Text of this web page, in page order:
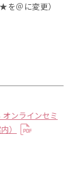
＠に変更）
ンラインセミ
）